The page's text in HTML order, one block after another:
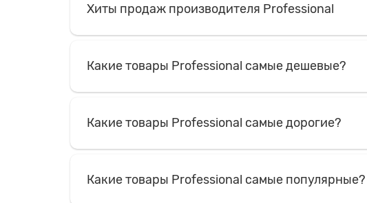
Хиты продаж производителя Professional
Какие товары Professional самые дешевые?
Какие товары Professional самые дорогие?
Какие товары Professional самые популярные?